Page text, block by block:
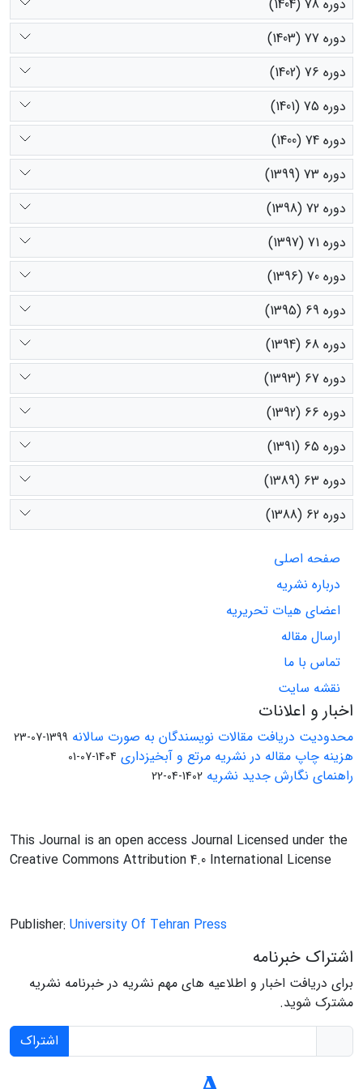
دوره 78 (1404)
دوره 77 (1403)
دوره 76 (1402)
دوره 75 (1401)
دوره 74 (1400)
دوره 73 (1399)
دوره 72 (1398)
دوره 71 (1397)
دوره 70 (1396)
دوره 69 (1395)
دوره 68 (1394)
دوره 67 (1393)
دوره 66 (1392)
دوره 65 (1391)
دوره 63 (1389)
دوره 62 (1388)
صفحه اصلی
درباره نشریه
اعضای هیات تحریریه
ارسال مقاله
تماس با ما
نقشه سایت
اخبار و اعلانات
محدودیت دریافت مقالات نویسندگان به صورت سالانه 1399-07-23
هزینه چاپ مقاله در نشریه مرتع و آبخیزداری 1404-07-01
راهنمای نگارش جدید نشریه 1402-04-22
This Journal is an open access Journal Licensed under the
Creative Commons Attribution 4.0 International License
Publisher: University Of Tehran Press
اشتراک خبرنامه
برای دریافت اخبار و اطلاعیه های مهم نشریه در خبرنامه نشریه
مشترک شوید.
اشتراک